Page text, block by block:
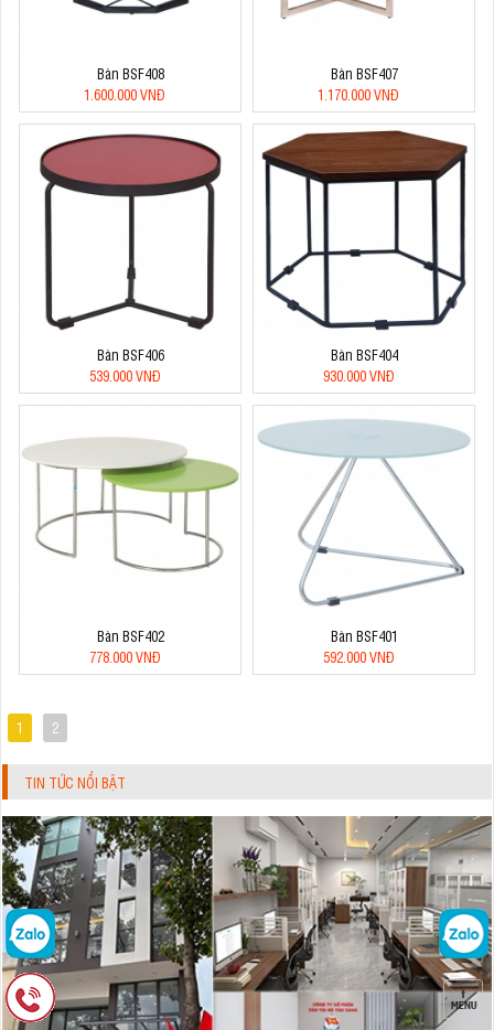
Bàn BSF408
1.600.000 VNĐ
Bàn BSF407
1.170.000 VNĐ
Bàn BSF406
539.000 VNĐ
Bàn BSF404
930.000 VNĐ
Bàn BSF402
778.000 VNĐ
Bàn BSF401
592.000 VNĐ
1 2
TIN TỨC NỔI BẬT